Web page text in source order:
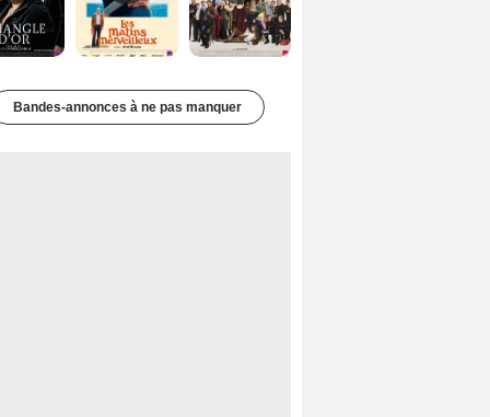
Bandes-annonces à ne pas manquer